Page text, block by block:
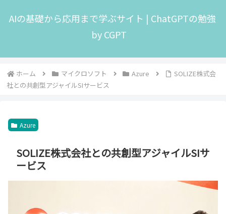
AIの基礎から応用まで学ぶサイト | ChatGPTの勉強
by CGPT
ホーム マイクロソフト Azure
SOLIZE株式会
社との共創型アジャイルSIサービス
Azure
SOLIZE株式会社との共創型アジャイルSIサ
ービス